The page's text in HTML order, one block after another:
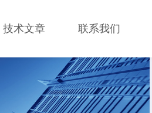
技术文章 联系我们